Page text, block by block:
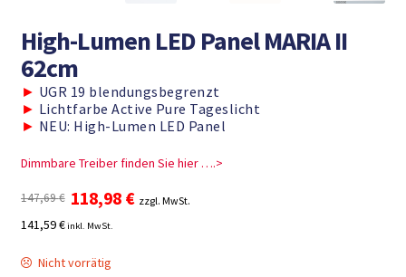
High-Lumen LED Panel MARIA II
62cm
► UGR 19 blendungsbegrenzt
► Lichtfarbe Active Pure Tageslicht
► NEU: High-Lumen LED Panel
Dimmbare Treiber finden Sie hier ….>
147,69€ Ursprünglicher
Preis
war:
118,98 €Aktueller
zzgl. MwSt.
141,59 €inkl. MwSt.
Nicht vorrätig